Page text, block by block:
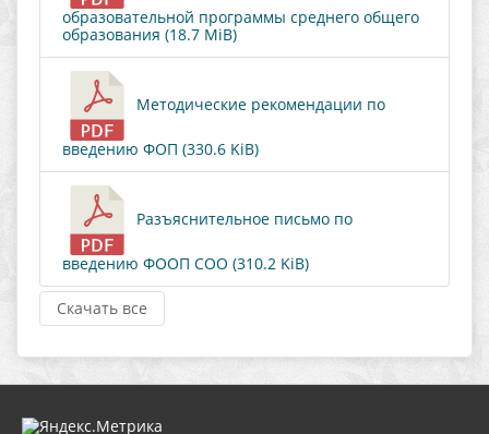
образовательной программы среднего общего
образования (18.7 MiB)
Методические рекомендации по
введению ФОП (330.6 KiB)
Разъяснительное письмо по
введению ФООП СОО (310.2 KiB)
Скачать все